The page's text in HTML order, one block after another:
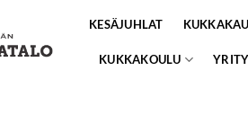
KESÄJUHLAT
KUKKAKOULU